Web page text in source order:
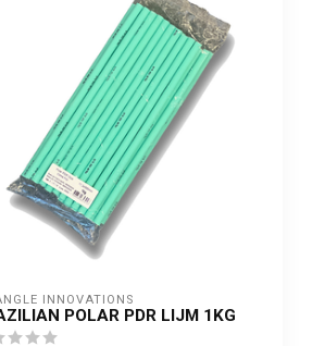
INNOVATIONS
POLAR PDR LIJM 1KG